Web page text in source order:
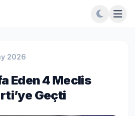
2026
Eden 4 Meclis
Geçti